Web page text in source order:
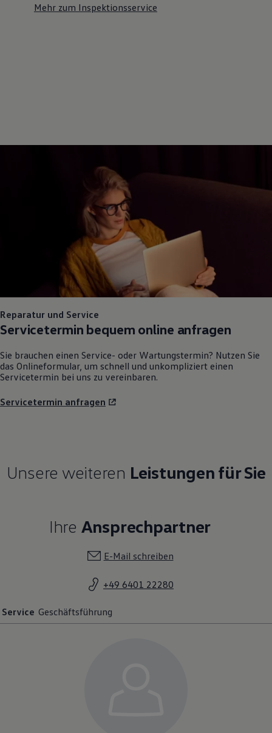
Mehr zum Inspektionsservice
Reparatur und Service
Servicetermin bequem online anfragen
Sie brauchen einen Service- oder Wartungstermin? Nutzen Sie
das Onlineformular, um schnell und unkompliziert einen
Servicetermin bei uns zu vereinbaren.
Servicetermin anfragen
Unsere weiteren Leistungen für Sie
Ihre Ansprechpartner
E-Mail schreiben
+49 6401 22280
Service Geschäftsführung